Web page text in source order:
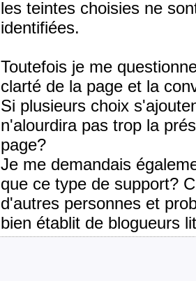
les teintes choisies ne
identifiées.
Toutefois je me
clarté de la page et la
Si plusieurs choix
n'alourdira pas trop la
page?
Je me demandais
que ce type de support?
d'autres personnes et
bien établit de blogueurs